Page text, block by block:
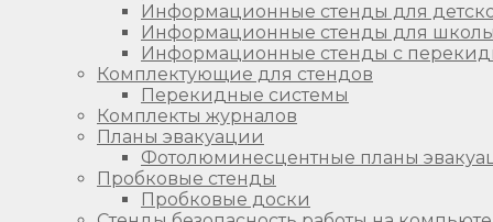
Информационные стенды для
Информационные стенды для
Информационные стенды с
Комплектующие для стендов
Перекидные системы
Комплекты журналов
Планы эвакуации
Фотолюминесцентные планы
Пробковые стенды
Пробковые доски